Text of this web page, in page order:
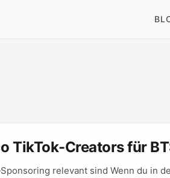
TikTok-Creators für
relevant sind Wenn du in